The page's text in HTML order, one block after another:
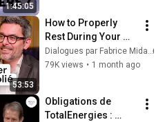
1:45:05
53:53
How to Properly
Rest During Your
Vacation (Fatigue,
Stress...) -
Dialogues par Fabrice Midal
79K views • 1 month ago
Obligations de
TotalEnergies :